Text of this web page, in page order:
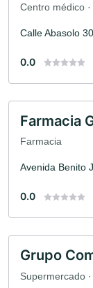
Centro médico
Calle Abasolo
0.0
Farmacia
Farmacia
Avenida Benito
0.0
Grupo
Supermercado